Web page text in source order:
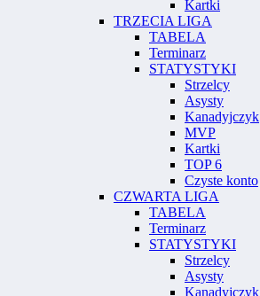
Kartki
TRZECIA LIGA
TABELA
Terminarz
STATYSTYKI
Strzelcy
Asysty
Kanadyjczyk
MVP
Kartki
TOP 6
Czyste konto
CZWARTA LIGA
TABELA
Terminarz
STATYSTYKI
Strzelcy
Asysty
Kanadyjczyk